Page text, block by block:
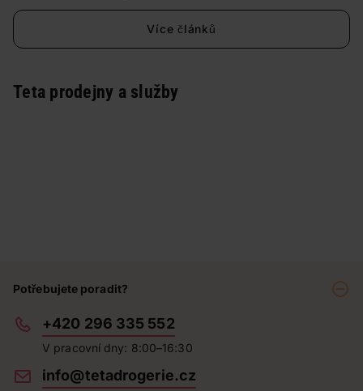
Více článků
Teta prodejny a služby
Potřebujete poradit?
+420 296 335 552
V pracovní dny: 8:00–16:30
info@tetadrogerie.cz